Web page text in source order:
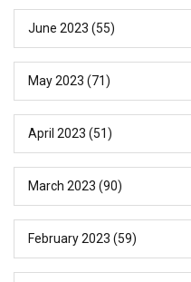
June 2023 (55)
May 2023 (71)
April 2023 (51)
March 2023 (90)
February 2023 (59)